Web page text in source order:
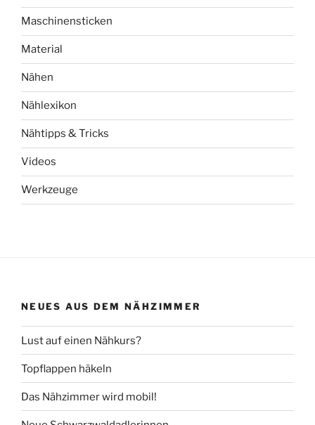
Maschinensticken
Material
Nähen
Nählexikon
Nähtipps & Tricks
Videos
Werkzeuge
NEUES AUS DEM NÄHZIMMER
Lust auf einen Nähkurs?
Topflappen häkeln
Das Nähzimmer wird mobil!